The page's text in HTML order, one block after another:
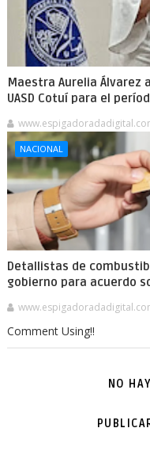
Maestra Aurelia Álvarez
UASD Cotuí para el
NACIONAL
Detallistas de
gobierno para acuerdo
Comment Using!!
NO